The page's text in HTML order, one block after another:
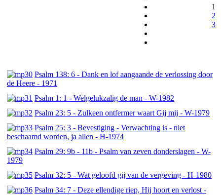
1
2
3
Psalm 138: 6 - Dank en lof aangaande de verlossing door
de Heere - 1971
Psalm 1: 1 - Welgelukzalig de man - W-1982
Psalm 23: 5 - Zulkeen ontfermer waart Gij mij - W-1979
Psalm 25: 3 - Bevestiging - Verwachting is - niet
beschaamd worden, ja allen - H-1974
Psalm 29: 9b - 11b - Psalm van zeven donderslagen - W-
1979
Psalm 32: 5 - Wat geloofd gij van de vergeving - H-1980
Psalm 34: 7 - Deze ellendige riep, Hij hoort en verlost -